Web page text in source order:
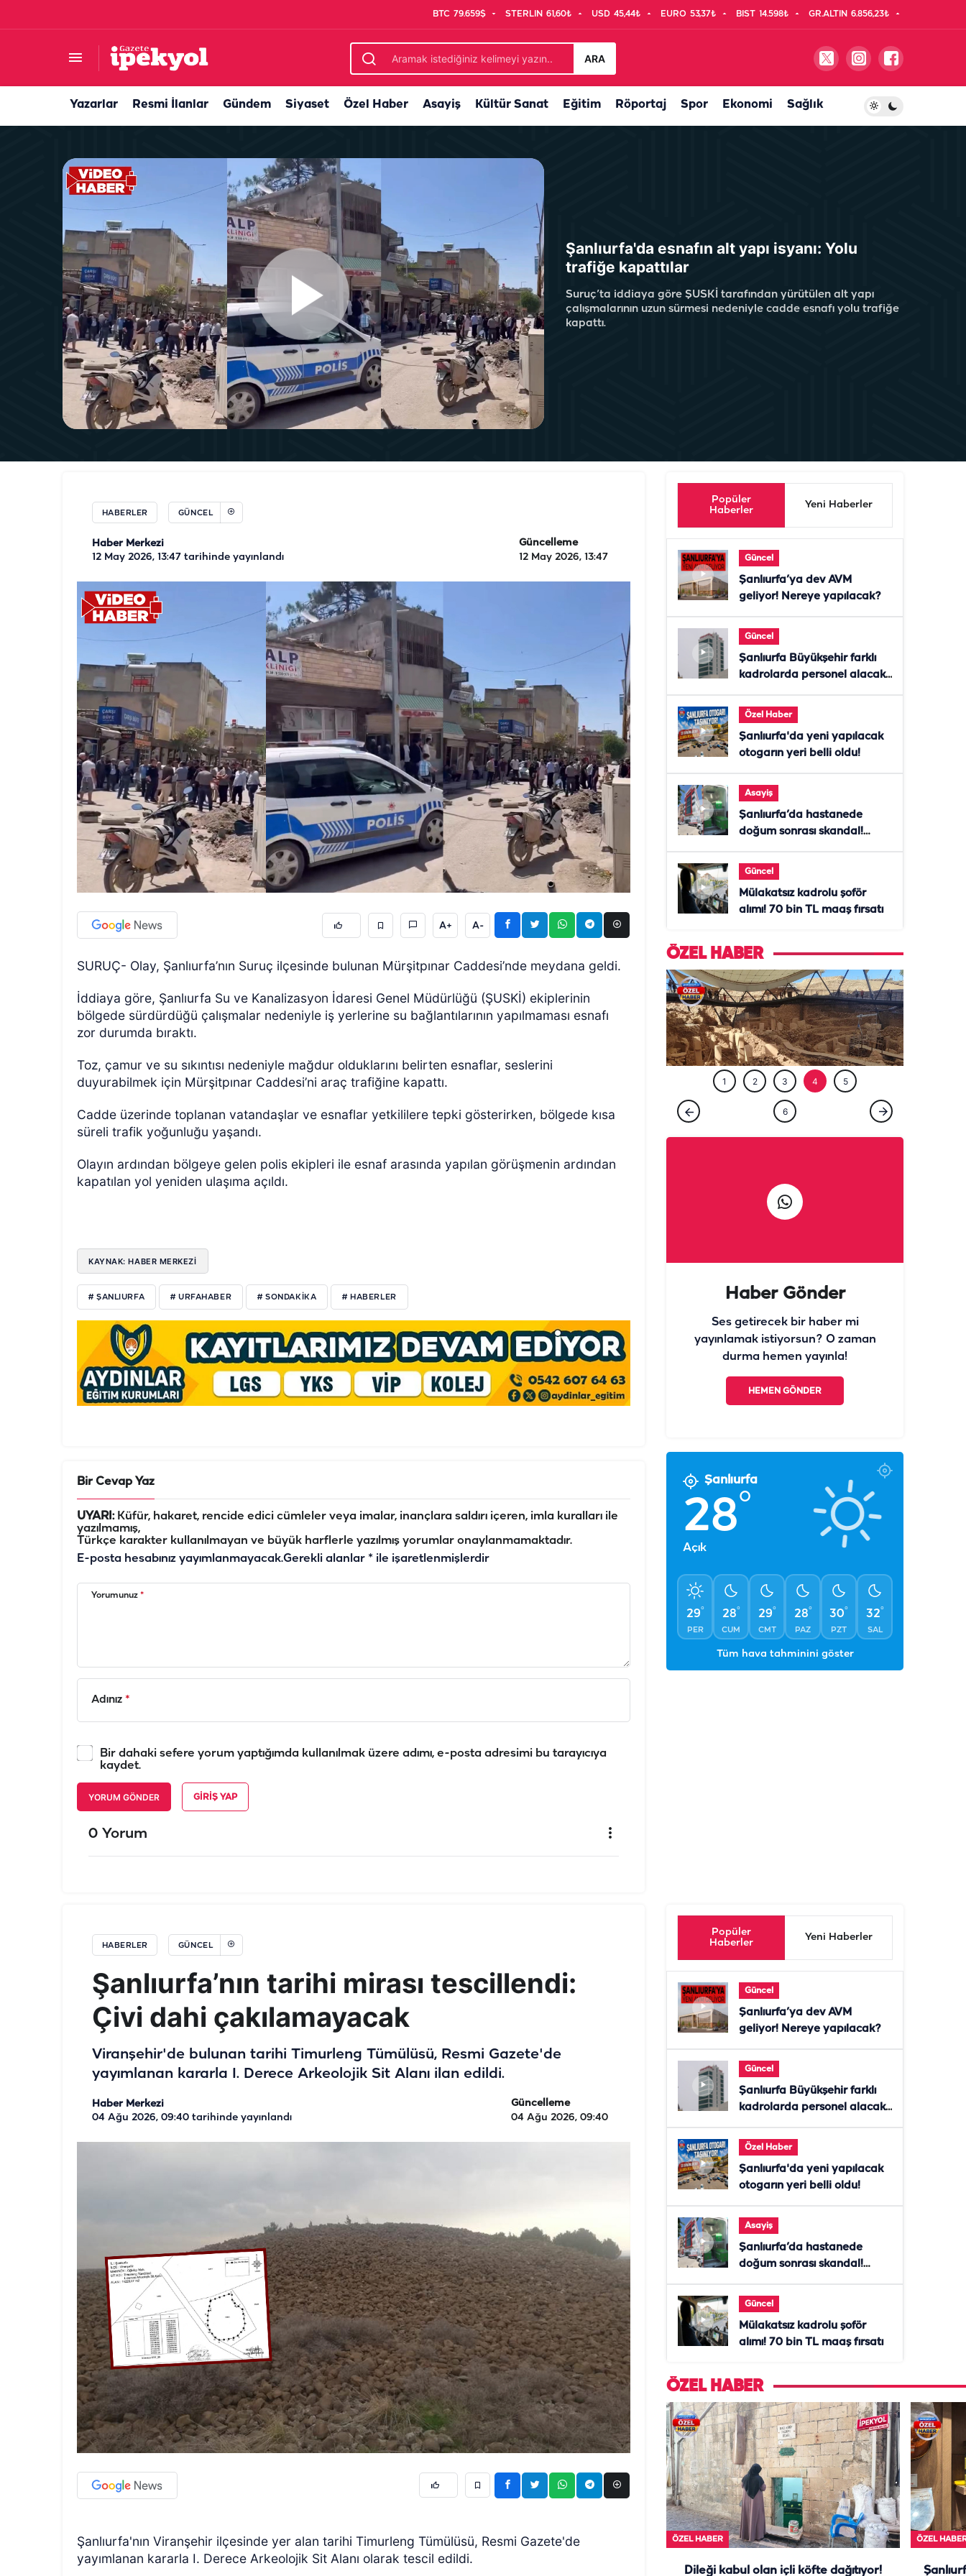
BTC 79.659$ STERLIN 61,60₺ USD 45,44₺ EURO 53,37₺ BIST 14.598₺ GR.ALTIN 6.856,23₺
ARA
Yazarlar Resmi İlanlar Gündem Siyaset Özel Haber Asayiş Kültür Sanat Eğitim Röportaj Spor Ekonomi Sağlık
Şanlıurfa'da esnafın alt yapı isyanı: Yolu
trafiğe kapattılar
Suruç’ta iddiaya göre ŞUSKİ tarafından yürütülen alt yapı
çalışmalarının uzun sürmesi nedeniyle cadde esnafı yolu trafiğe
kapattı.
HABERLER GÜNCEL
Haber Merkezi
12 May 2026, 13:47 tarihinde yayınlandı
Güncelleme
12 May 2026, 13:47
A+ A-
SURUÇ- Olay, Şanlıurfa’nın Suruç ilçesinde bulunan Mürşitpınar Caddesi’nde meydana geldi.
İddiaya göre, Şanlıurfa Su ve Kanalizasyon İdaresi Genel Müdürlüğü (ŞUSKİ) ekiplerinin
bölgede sürdürdüğü çalışmalar nedeniyle iş yerlerine su bağlantılarının yapılmaması esnafı
zor durumda bıraktı.
Toz, çamur ve su sıkıntısı nedeniyle mağdur olduklarını belirten esnaflar, seslerini
duyurabilmek için Mürşitpınar Caddesi’ni araç trafiğine kapattı.
Cadde üzerinde toplanan vatandaşlar ve esnaflar yetkililere tepki gösterirken, bölgede kısa
süreli trafik yoğunluğu yaşandı.
Olayın ardından bölgeye gelen polis ekipleri ile esnaf arasında yapılan görüşmenin ardından
kapatılan yol yeniden ulaşıma açıldı.
KAYNAK: HABER MERKEZI
# ŞANLIURFA # URFAHABER # SONDAKİKA # HABERLER
Bir Cevap Yaz
UYARI:Küfür, hakaret, rencide edici cümleler veya imalar, inançlara saldırı içeren, imla kuralları ile
yazılmamış,
Türkçe karakter kullanılmayan ve büyük harflerle yazılmış yorumlar onaylanmamaktadır.
E-posta hesabınız yayımlanmayacak.Gerekli alanlar * ile işaretlenmişlerdir
Yorumunuz *
Adınız *
Bir dahaki sefere yorum yaptığımda kullanılmak üzere adımı, e-posta adresimi bu tarayıcıya
kaydet.
YORUM GÖNDER GIRIŞ YAP
0 Yorum
Popüler
Haberler
Yeni Haberler
Güncel
Şanlıurfa’ya dev AVM
geliyor! Nereye yapılacak?
Güncel
Şanlıurfa Büyükşehir farklı
kadrolarda personel alacak!
Özel Haber
Şanlıurfa'da yeni yapılacak
otogarın yeri belli oldu!
Asayiş
Şanlıurfa’da hastanede
doğum sonrası skandal!
Güncel
Mülakatsız kadrolu şoför
alımı! 70 bin TL maaş fırsatı
ÖZEL HABER
ÖZEL HABER ÖZEL HABER ÖZEL HABER
Göbeklitepe'nin tüm sırlarını hiçbirimiz
1 2 3 4 5
6
Haber Gönder
Ses getirecek bir haber mi
yayınlamak istiyorsun? O zaman
durma hemen yayınla!
HEMEN GÖNDER
Şanlıurfa
28°
Açık
29°
PER
28°
CUM
29°
CMT
28°
PAZ
30°
PZT
32°
SAL
Tüm hava tahminini göster
HABERLER GÜNCEL
Şanlıurfa’nın tarihi mirası tescillendi:
Çivi dahi çakılamayacak
Viranşehir'de bulunan tarihi Timurleng Tümülüsü, Resmi Gazete'de
yayımlanan kararla I. Derece Arkeolojik Sit Alanı ilan edildi.
Haber Merkezi
04 Ağu 2026, 09:40 tarihinde yayınlandı
Güncelleme
04 Ağu 2026, 09:40
Şanlıurfa'nın Viranşehir ilçesinde yer alan tarihi Timurleng Tümülüsü, Resmi Gazete'de
yayımlanan kararla I. Derece Arkeolojik Sit Alanı olarak tescil edildi.
Popüler
Haberler
Yeni Haberler
Güncel
Şanlıurfa’ya dev AVM
geliyor! Nereye yapılacak?
Güncel
Şanlıurfa Büyükşehir farklı
kadrolarda personel alacak!
Özel Haber
Şanlıurfa'da yeni yapılacak
otogarın yeri belli oldu!
Asayiş
Şanlıurfa’da hastanede
doğum sonrası skandal!
Güncel
Mülakatsız kadrolu şoför
alımı! 70 bin TL maaş fırsatı
ÖZEL HABER
ÖZEL HABER
Dileği kabul olan içli köfte dağıtıyor!
ÖZEL